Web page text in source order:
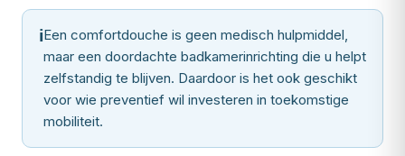
ℹEen comfortdouche is geen medisch hulpmiddel,
maar een doordachte badkamerinrichting die u helpt
zelfstandig te blijven. Daardoor is het ook geschikt
voor wie preventief wil investeren in toekomstige
mobiliteit.